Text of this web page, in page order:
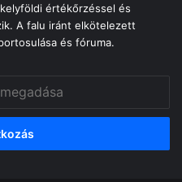
értékőrzéssel és
A falu iránt elkötelezett
és fóruma.